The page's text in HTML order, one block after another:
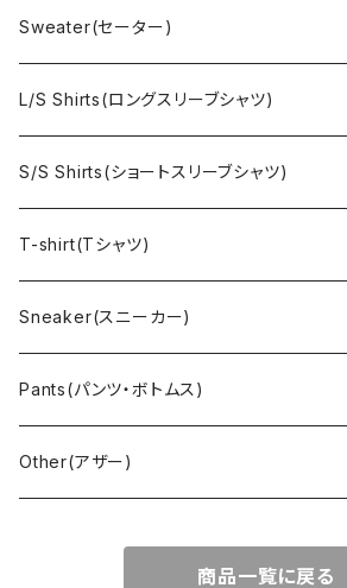
EURO Military(ユーロミリタリー）
Ralph Laurne(ラルフローレン)
Denim jacket(デニムジャケット)
Vest(ベスト)
Outdoor(アウトドア)
Cover all(カバーオール)
Nylon Jacket(ナイロンジャケット)
Champion(チャンピオン)
Reverse Weave(リバースウィーブ)
Sports sweat(スポーツ スウェット)
Character(キャラクター)
Lee （リー）
Russell（ラッセル）
Sweater(セーター)
Ralph Lauren(ラルフローレン)
Brand(ブランド)
LACOSTE(ラコステ)
Cardigan(カーディガン)
Vest(ベスト)
Military （ミリタリー）
L/S Shirts(ロングスリーブシャツ)
Ralph Lauren(ラルフローレン)
Brooks Brothers(ブルックスブラザーズ)
Military（ミリタリー）
Euro(ヨーロッパ)
Work（ワーク）
S/S Shirts(ショートスリーブシャツ)
Ralph Lauren (ラルフローレン)
Hawaiian(ハワイアン)
Military (ミリタリー )
bowling（ボウリング）
T-shirt(Tシャツ)
Champion(チャンピオン)
Sport(スポーツ)
Harley Davidson(ハーレーダビッドソン)
Sneaker(スニーカー)
Pants(パンツ・ボトムス)
Carhartt,Dickies(カーハート、ディッキーズ)
Other(アザー)
商品一覧に戻る